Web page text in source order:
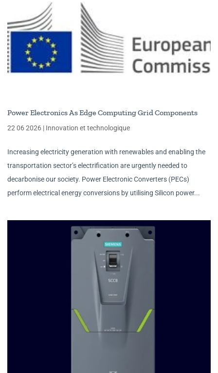
Power Electronics As Edge Computing Grid Components
22 06 2026 | Innovation et technologique
Increasing electricity generation with renewables and enabling the
transportation sector’s electrification are urgently needed to
decarbonise our society. Power Electronic Converters (PECs)
perform electrical energy conversions by utilising Silicon power...